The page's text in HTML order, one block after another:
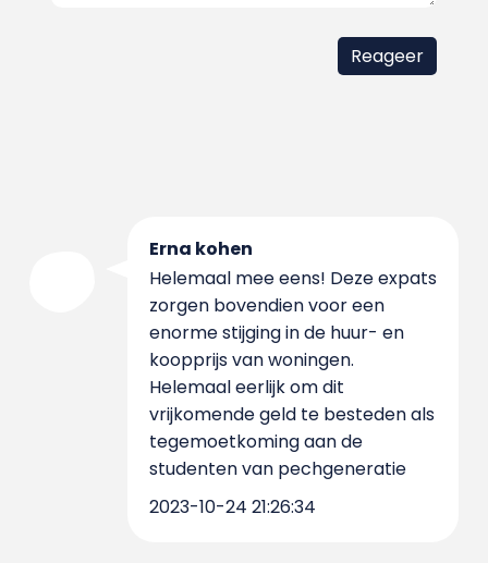
Erna kohen
Helemaal mee eens! Deze expats
zorgen bovendien voor een
enorme stijging in de huur- en
koopprijs van woningen.
Helemaal eerlijk om dit
vrijkomende geld te besteden als
tegemoetkoming aan de
studenten van pechgeneratie
2023-10-24 21:26:34